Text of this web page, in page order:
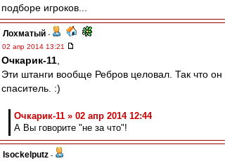
подборе игроков...
Лохматый -
02 апр 2014 13:21
Очкарик-11
Эти штанги вообще Ребров целовал. Так что он
спаситель. :)
Очкарик-11 » 02 апр 2014 12:44
А Вы говорите "не за что"!
Isockelputz -